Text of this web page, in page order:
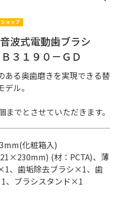
波式電動歯ブラシ
３１９０－ＧＤ
ある奥歯磨きを実現できる替
ル。
でとさせていただきます。
化粧箱入)
(材：PCTA)、薄
、歯垢除去ブラシ×1、歯
、ブラシスタンド×1